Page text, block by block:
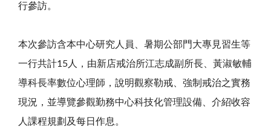
行參訪。
本次參訪含本中心研究人員、暑期公部門大專見習生等
一行共計15人，由新店戒治所江志成副所長、黃淑敏輔
導科長率數位心理師，說明觀察勒戒、強制戒治之實務
現況，並導覽參觀勤務中心科技化管理設備、介紹收容
人課程規劃及每日作息。